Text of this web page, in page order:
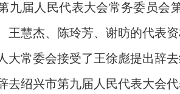
九届人民代表大会常务委员会
王慧杰、陈玲芳、谢昉的代表资
大常委会接受了王徐彪提出辞
去绍兴市第九届人民代表大会